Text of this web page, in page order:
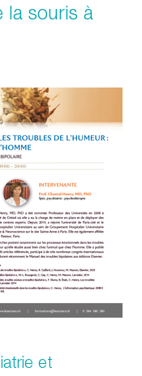
la souris à
et